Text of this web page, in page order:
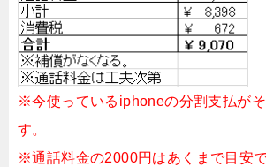
※今使っているiphoneの分割支払がそ
す。
※通話料金の2000円はあくまで目安で